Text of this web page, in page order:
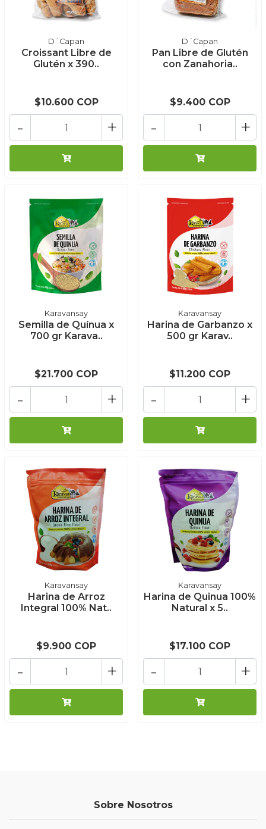
D´Capan
Croissant Libre de
Glutén x 390..
$10.600 COP
+
-
D´Capan
Pan Libre de Glutén
con Zanahoria..
$9.400 COP
+
-
Karavansay
Semilla de Quínua x
700 gr Karava..
$21.700 COP
+
-
Karavansay
Harina de Garbanzo x
500 gr Karav..
$11.200 COP
+
-
Karavansay
Harina de Arroz
Integral 100% Nat..
$9.900 COP
+
-
Karavansay
Harina de Quinua 100%
Natural x 5..
$17.100 COP
+
-
Sobre Nosotros